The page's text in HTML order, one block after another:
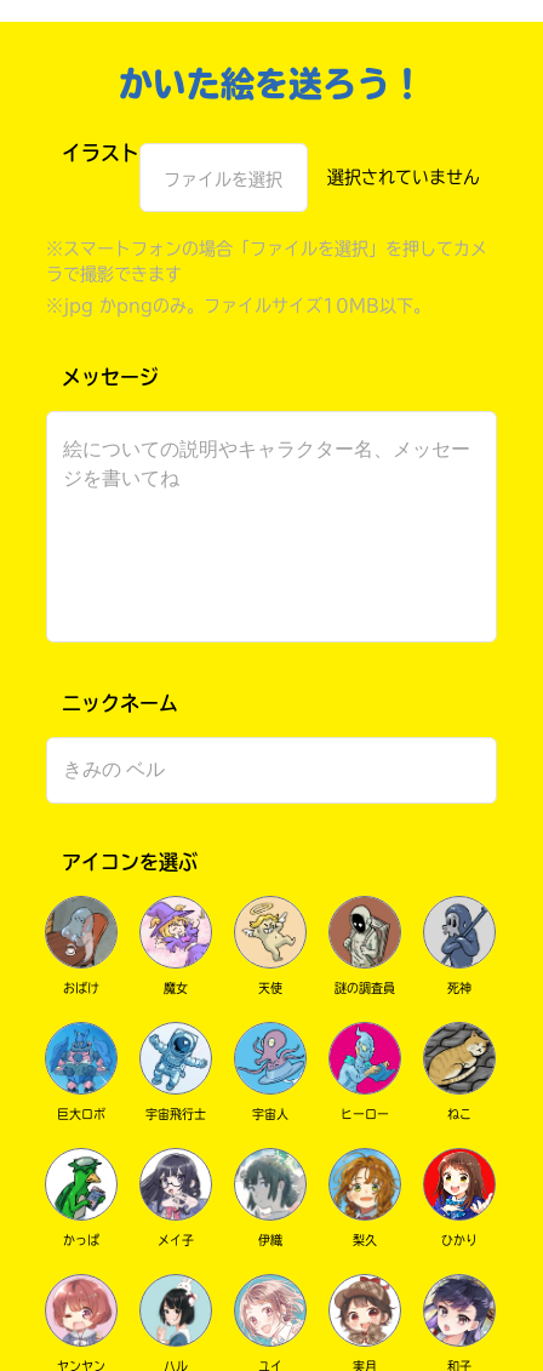
自分だけの
本だなが作れる！
読める
もっと知りたい
かいた絵を送ろう！
イラスト
ファイルを選択
※スマートフォンの場合「ファイルを選択」を押してカメ
ラで撮影できます
※jpg かpngのみ。ファイルサイズ10MB以下。
メッセージ
ニックネーム
アイコンを選ぶ
おばけ 魔女 天使 謎の調査員 死神
巨大ロボ 宇宙飛行士 宇宙人 ヒーロー ねこ
かっぱ メイ子 伊織 梨久 ひかり
ヤンヤン ハル ユイ 実月 和子